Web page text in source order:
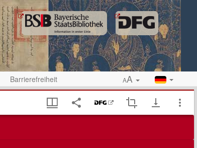
Barrierefreiheit AA